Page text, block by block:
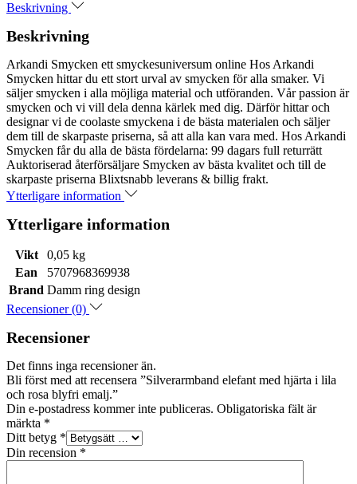
Beskrivning
Beskrivning
Arkandi Smycken ett smyckesuniversum online Hos Arkandi
Smycken hittar du ett stort urval av smycken för alla smaker. Vi
säljer smycken i alla möjliga material och utföranden. Vår passion är
smycken och vi vill dela denna kärlek med dig. Därför hittar och
designar vi de coolaste smyckena i de bästa materialen och säljer
dem till de skarpaste priserna, så att alla kan vara med. Hos Arkandi
Smycken får du alla de bästa fördelarna: 99 dagars full returrätt
Auktoriserad återförsäljare Smycken av bästa kvalitet och till de
skarpaste priserna Blixtsnabb leverans & billig frakt.
Ytterligare information
Ytterligare information
Vikt
0,05 kg
Ean
5707968369938
Brand Damm ring design
Recensioner (0)
Recensioner
Det finns inga recensioner än.
Bli först med att recensera ”Silverarmband elefant med hjärta i lila
och rosa blyfri emalj.”
Din e-postadress kommer inte publiceras. Obligatoriska fält är
märkta *
Ditt betyg *
Din recension *